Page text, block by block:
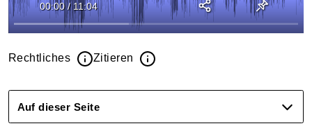
00:00 / 11:04
Rechtliches Zitieren
Auf dieser Seite